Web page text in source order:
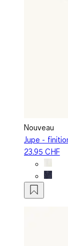
Nouveau
Jupe -
23.95 CHF